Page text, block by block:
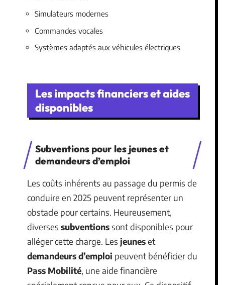
Simulateurs modernes
Commandes vocales
Systèmes adaptés aux véhicules électriques
Les impacts financiers et aides
disponibles
Subventions pour les jeunes et
demandeurs d’emploi
Les coûts inhérents au passage du permis de
conduire en 2025 peuvent représenter un
obstacle pour certains. Heureusement,
diverses subventionssont disponibles pour
alléger cette charge. Les jeuneset
demandeurs d’emploi peuvent bénéficier du
Pass Mobilité, une aide financière